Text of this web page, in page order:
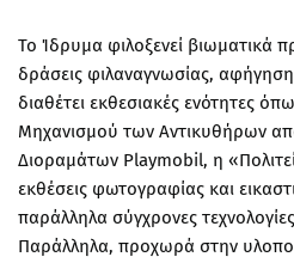
Το Ίδρυμα φιλοξενεί βιωματικά
δράσεις φιλαναγνωσίας,
διαθέτει εκθεσιακές ενότητες
Μηχανισμού των Αντικυθήρων
Διοραμάτων Playmobil, η
εκθέσεις φωτογραφίας και
παράλληλα σύγχρονες
Παράλληλα, προχωρά στην